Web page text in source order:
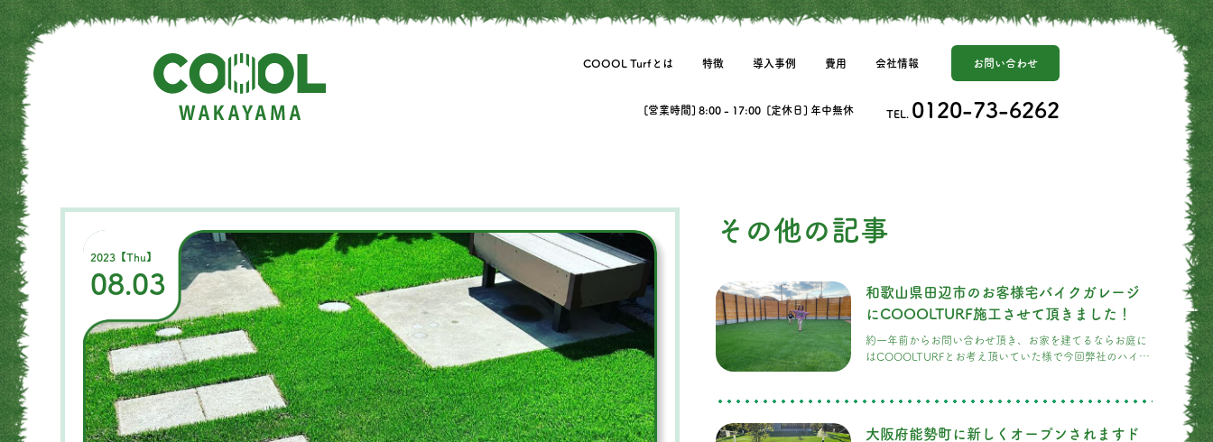
COOOL Turfとは 特徴 導入事例 費用 会社情報 お問い合わせ
[営業時間] 8:00 - 17:00 [定休日] 年中無休 TEL. 0120-73-6262
2023【Thu】
08.03
その他の記事
和歌山県田辺市のお客様宅バイクガレージ
にCOOOLTURF施工させて頂きました！
約一年前からお問い合わせ頂き、お家を建てるならお庭に
はCOOOLTURFとお考え頂いていた様で今回弊社のハイテ
き、テントを建てて庭キャンプもしてみたいと仰っていま
大阪府能勢町に新しくオープンされますド